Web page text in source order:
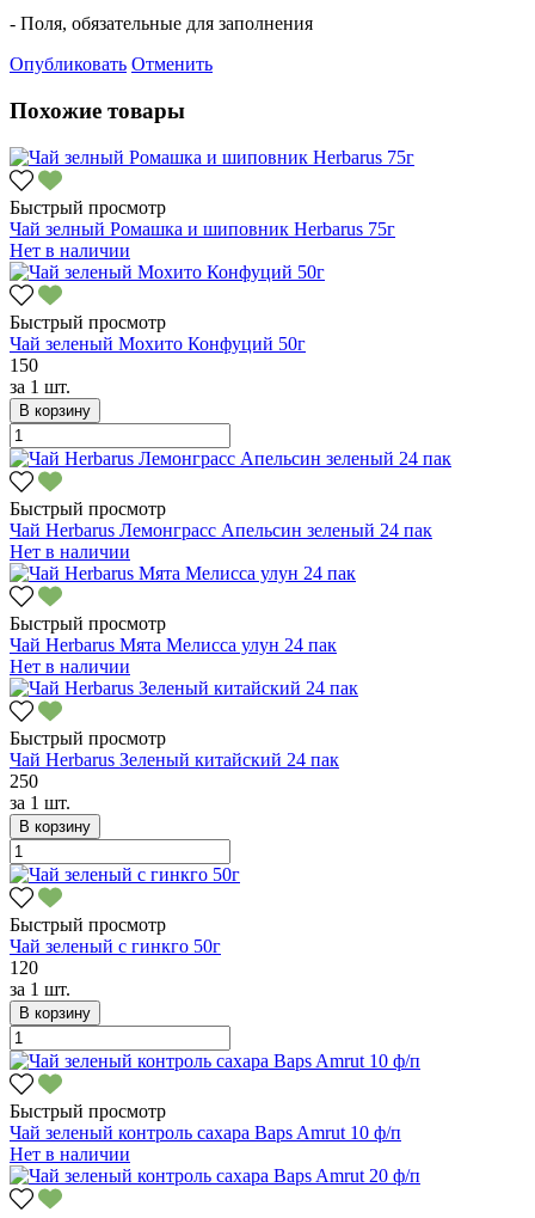
- Поля, обязательные для заполнения
Опубликовать Отменить
Похожие товары
Быстрый просмотр
Чай зелный Ромашка и шиповник Herbarus 75г
Нет в наличии
Быстрый просмотр
Чай зеленый Мохито Конфуций 50г
150
за 1 шт.
В корзину
Быстрый просмотр
Чай Herbarus Лемонграсс Апельсин зеленый 24 пак
Нет в наличии
Быстрый просмотр
Чай Herbarus Мята Мелисса улун 24 пак
Нет в наличии
Быстрый просмотр
Чай Herbarus Зеленый китайский 24 пак
250
за 1 шт.
В корзину
Быстрый просмотр
Чай зеленый с гинкго 50г
120
за 1 шт.
В корзину
Быстрый просмотр
Чай зеленый контроль сахара Baps Amrut 10 ф/п
Нет в наличии